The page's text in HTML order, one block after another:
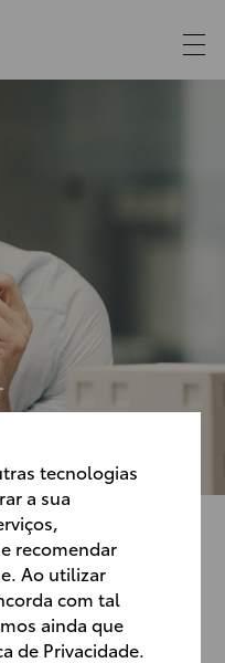
DA KINTO PARA
O SERVIÇO
tecnologias
a sua
recomendar
Ao utilizar
com tal
ainda que
de Privacidade.